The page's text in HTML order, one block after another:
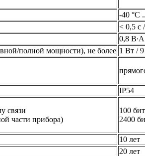
-40 °C
< 0,5 с
0,8 В∙А
полной мощности), не более 1 Вт /
IP54
связи
части прибора)
100
2400
10 лет
20 лет